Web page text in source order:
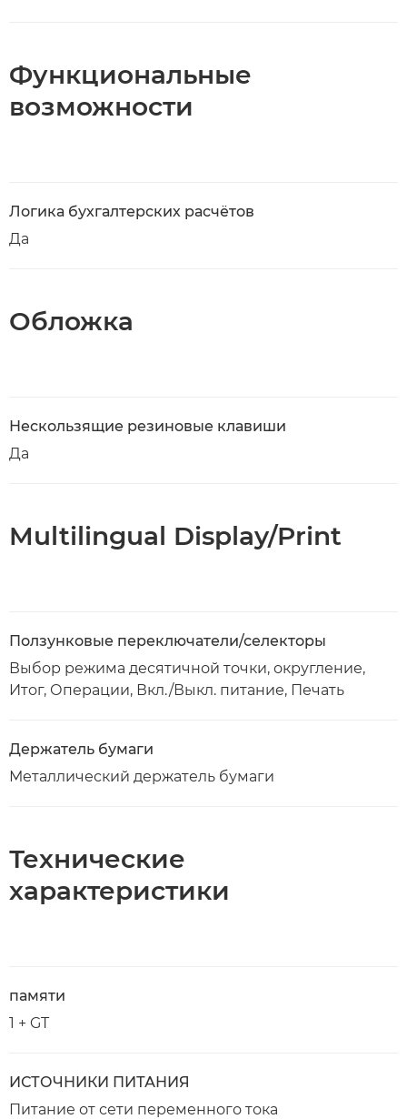
Функциональные
возможности
Логика бухгалтерских расчётов
Да
Обложка
Нескользящие резиновые клавиши
Да
Multilingual Display/Print
Ползунковые переключатели/селекторы
Выбор режима десятичной точки, округление,
Итог, Операции, Вкл./Выкл. питание, Печать
Держатель бумаги
Металлический держатель бумаги
Технические
характеристики
памяти
1 + GT
ИСТОЧНИКИ ПИТАНИЯ
Питание от сети переменного тока